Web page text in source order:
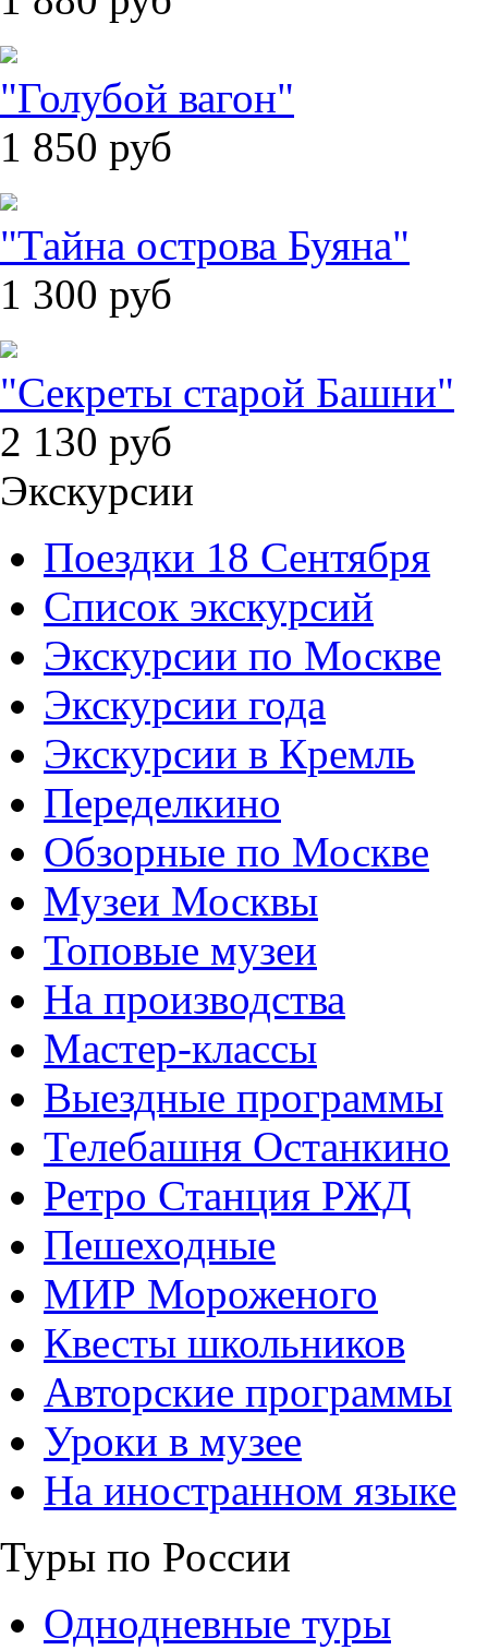
"Голубой вагон"
1 850 руб
"Тайна острова Буяна"
1 300 руб
"Секреты старой Башни"
2 130 руб
Экскурсии
Поездки 18 Сентября
Список экскурсий
Экскурсии по Москве
Экскурсии года
Экскурсии в Кремль
Переделкино
Обзорные по Москве
Музеи Москвы
Топовые музеи
На производства
Мастер-классы
Выездные программы
Телебашня Останкино
Ретро Станция РЖД
Пешеходные
МИР Мороженого
Квесты школьников
Авторские программы
Уроки в музее
На иностранном языке
Туры по России
Однодневные туры